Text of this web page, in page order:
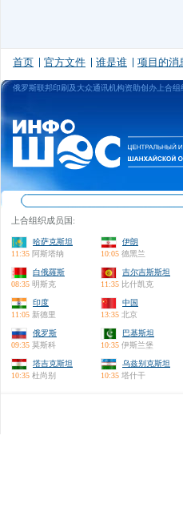
首页 官方文件 谁是谁 项目的消
俄罗斯联邦印刷及大众通讯机构资助创办上合组
上合组织成员国:
哈萨克斯坦
11:35 阿斯塔纳
伊朗
10:05 德黑兰
白俄羅斯
08:35 明斯克
吉尔吉斯斯坦
11:35 比什凯克
印度
11:05 新德里
中国
13:35 北京
俄罗斯
09:35 莫斯科
巴基斯坦
10:35 伊斯兰堡
塔吉克斯坦
10:35 杜尚别
乌兹别克斯坦
10:35 塔什干